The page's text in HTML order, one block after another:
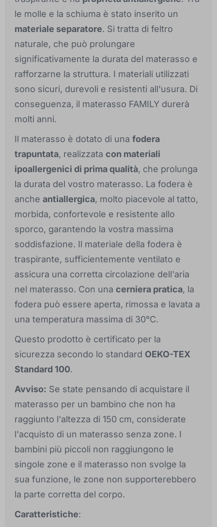
le molle e la schiuma è stato inserito un
materiale separatore. Si tratta di feltro
naturale, che può prolungare
significativamente la durata del materasso e
rafforzarne la struttura. I materiali utilizzati
sono sicuri, durevoli e resistenti all'usura. Di
conseguenza, il materasso FAMILY durerà
molti anni.
Il materasso è dotato di una fodera
trapuntata, realizzata con materiali
ipoallergenici di prima qualità, che prolunga
la durata del vostro materasso. La fodera è
anche antiallergica, molto piacevole al tatto,
morbida, confortevole e resistente allo
sporco, garantendo la vostra massima
soddisfazione. Il materiale della fodera è
traspirante, sufficientemente ventilato e
assicura una corretta circolazione dell'aria
nel materasso. Con una cerniera pratica, la
fodera può essere aperta, rimossa e lavata a
una temperatura massima di 30°C.
Questo prodotto è certificato per la
sicurezza secondo lo standard OEKO-TEX
Standard 100.
Avviso: Se state pensando di acquistare il
materasso per un bambino che non ha
raggiunto l'altezza di 150 cm, considerate
l'acquisto di un materasso senza zone. I
bambini più piccoli non raggiungono le
singole zone e il materasso non svolge la
sua funzione, le zone non supporterebbero
la parte corretta del corpo.
Caratteristiche: